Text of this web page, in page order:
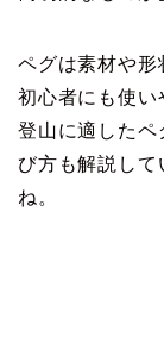
ペグは素材や形
初心者にも使い
登山に適したペ
び方も解説して
ね。